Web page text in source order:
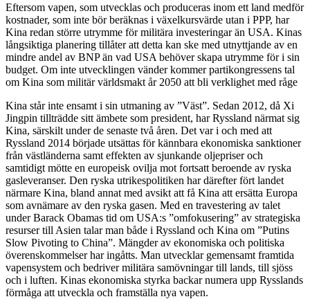
Eftersom vapen, som utvecklas och produceras inom ett land medför
kostnader, som inte bör beräknas i växelkursvärde utan i PPP, har
Kina redan större utrymme för militära investeringar än USA. Kinas
långsiktiga planering tillåter att detta kan ske med utnyttjande av en
mindre andel av BNP än vad USA behöver skapa utrymme för i sin
budget. Om inte utvecklingen vänder kommer partikongressens tal
om Kina som militär världsmakt år 2050 att bli verklighet med råge
Kina står inte ensamt i sin utmaning av ”Väst”. Sedan 2012, då Xi
Jingpin tillträdde sitt ämbete som president, har Ryssland närmat sig
Kina, särskilt under de senaste två åren. Det var i och med att
Ryssland 2014 började utsättas för kännbara ekonomiska sanktioner
från västländerna samt effekten av sjunkande oljepriser och
samtidigt mötte en europeisk ovilja mot fortsatt beroende av ryska
gasleveranser. Den ryska utrikespolitiken har därefter fört landet
närmare Kina, bland annat med avsikt att få Kina att ersätta Europa
som avnämare av den ryska gasen. Med en travestering av talet
under Barack Obamas tid om USA:s ”omfokusering” av strategiska
resurser till Asien talar man både i Ryssland och Kina om ”Putins
Slow Pivoting to China”. Mängder av ekonomiska och politiska
överenskommelser har ingåtts. Man utvecklar gemensamt framtida
vapensystem och bedriver militära samövningar till lands, till sjöss
och i luften. Kinas ekonomiska styrka backar numera upp Rysslands
förmåga att utveckla och framställa nya vapen.